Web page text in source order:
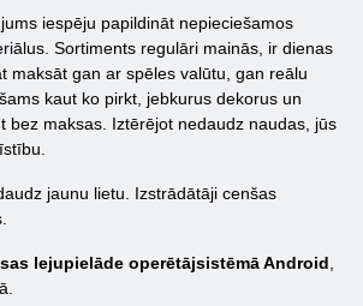
iespēju papildināt nepieciešamos
Sortiments regulāri mainās, ir dienas
maksāt gan ar spēles valūtu, gan reālu
kaut ko pirkt, jebkurus dekorus un
bez maksas. Iztērējot nedaudz naudas, jūs
jaunu lietu. Izstrādātāji cenšas
lejupielāde operētājsistēmā Android